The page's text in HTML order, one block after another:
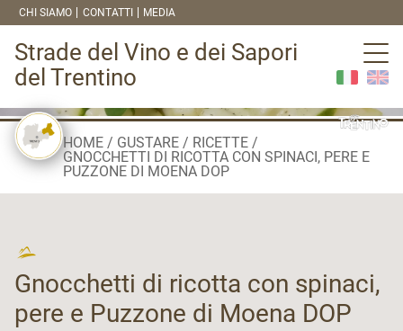
CHI SIAMO CONTATTI MEDIA
Strade del Vino e dei Sapori
del Trentino
HOME GUSTARE
RICETTE
GNOCCHETTI DI RICOTTA CON SPINACI, PERE E
PUZZONE DI MOENA DOP
Gnocchetti di ricotta con spinaci,
pere e Puzzone di Moena DOP